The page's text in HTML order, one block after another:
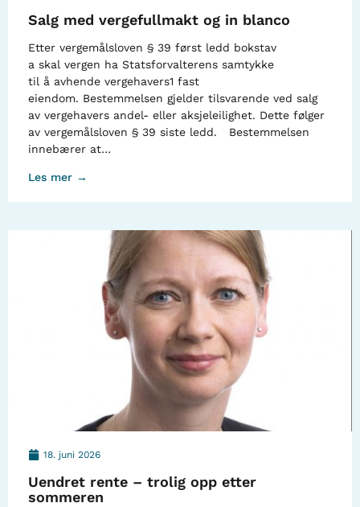
Salg med vergefullmakt og in blanco
Etter vergemålsloven § 39 først ledd bokstav
a skal vergen ha Statsforvalterens samtykke
til å avhende vergehavers1 fast
eiendom. Bestemmelsen gjelder tilsvarende ved salg
av vergehavers andel- eller aksjeleilighet. Dette følger
av vergemålsloven § 39 siste ledd. Bestemmelsen
innebærer at…
Les mer →
18. juni 2026
Uendret rente – trolig opp etter
sommeren